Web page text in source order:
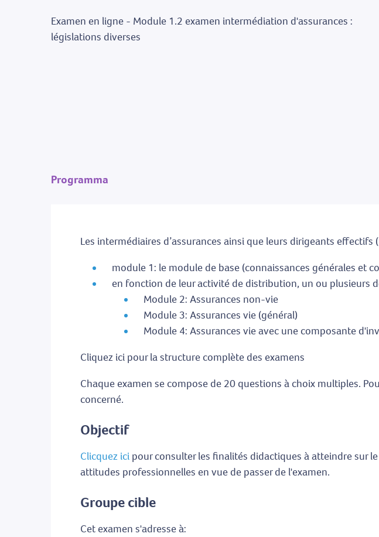
Examen en ligne - Module 1.2 examen intermédiation d'assurances :
législations diverses
Programma
Les intermédiaires d’assurances ainsi que leurs dirigeants
module 1: le module de base (connaissances générales et
en fonction de leur activité de distribution, un ou plusieurs
Module 2: Assurances non-vie
Module 3: Assurances vie (général)
Module 4: Assurances vie avec une composante
Cliquez ici pour la structure complète des examens
Chaque examen se compose de 20 questions à choix multiples.
concerné.
Objectif
Clicquez ici pour consulter les finalités didactiques à atteindre sur
attitudes professionnelles en vue de passer de l'examen.
Groupe cible
Cet examen s'adresse à: